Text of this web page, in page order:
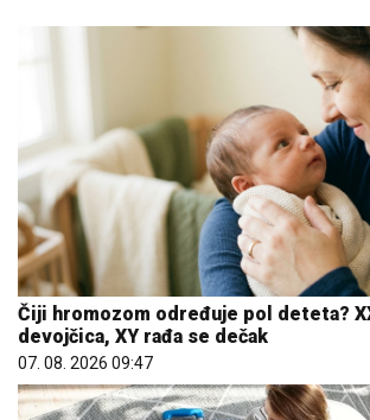
Čiji hromozom određuje pol deteta?
devojčica, XY rađa se dečak
07. 08. 2026 09:47